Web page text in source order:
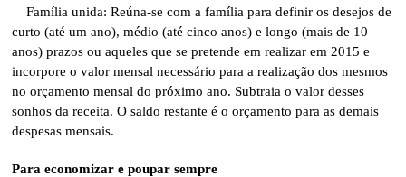
Família unida: Reúna-se com a família para definir os desejos de
curto (até um ano), médio (até cinco anos) e longo (mais de 10
anos) prazos ou aqueles que se pretende em realizar em 2015 e
incorpore o valor mensal necessário para a realização dos mesmos
no orçamento mensal do próximo ano. Subtraia o valor desses
sonhos da receita. O saldo restante é o orçamento para as demais
despesas mensais.
Para economizar e poupar sempre